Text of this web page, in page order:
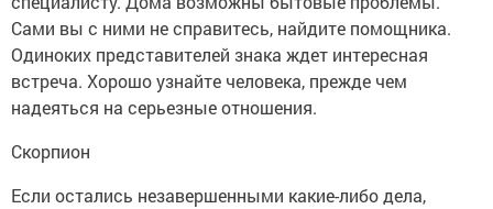
Сами вы с ними не справитесь, найдите помощника.
Одиноких представителей знака ждет интересная
встреча. Хорошо узнайте человека, прежде чем
надеяться на серьезные отношения.
Скорпион
Если остались незавершенными какие-либо дела,